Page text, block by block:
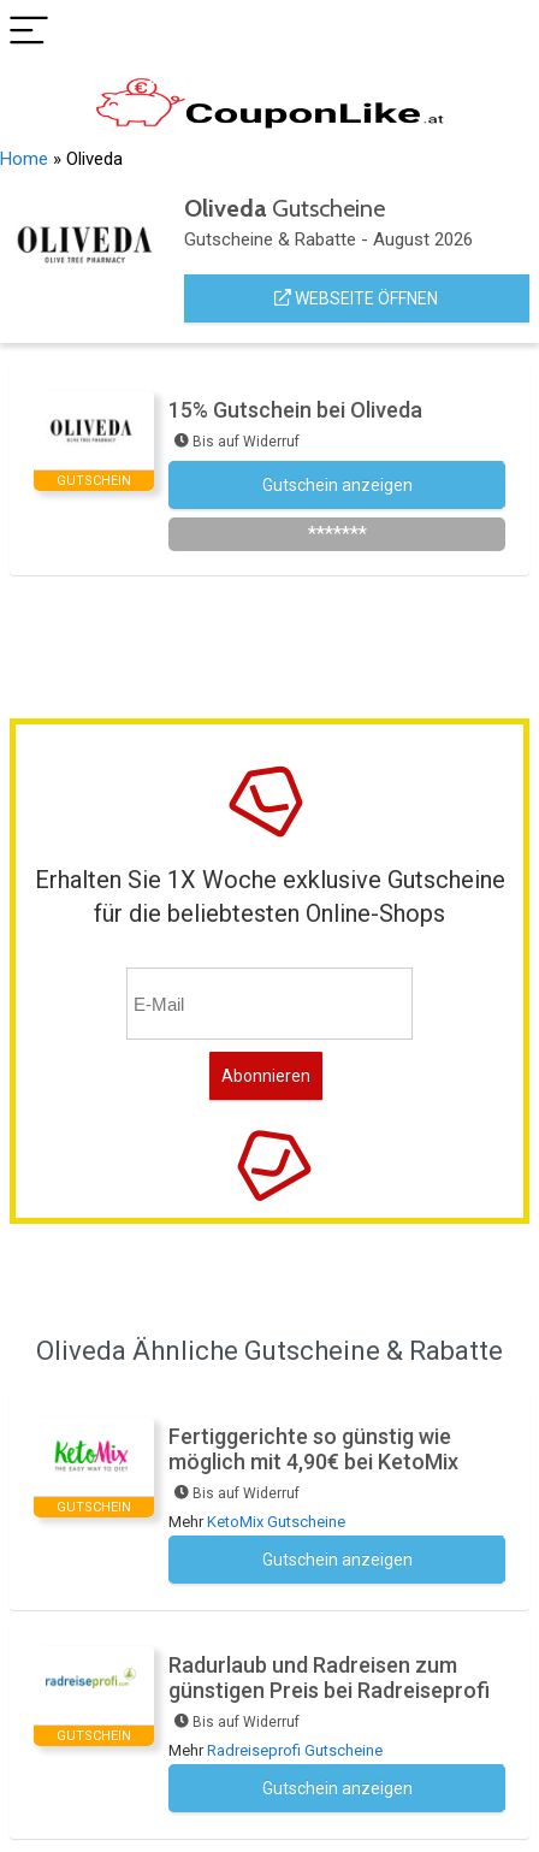
Home » Oliveda
OlivedaGutscheine
Gutscheine & Rabatte - August 2026
WEBSEITE ÖFFNEN
GUTSCHEIN
15% Gutschein bei Oliveda
Bis auf Widerruf
Gutschein anzeigen
*******
Erhalten Sie 1X Woche exklusive Gutscheine
für die beliebtesten Online-Shops
Oliveda Ähnliche Gutscheine & Rabatte
GUTSCHEIN
Fertiggerichte so günstig wie
möglich mit 4,90€ bei KetoMix
Bis auf Widerruf
MehrKetoMix Gutscheine
Gutschein anzeigen
GUTSCHEIN
Radurlaub und Radreisen zum
günstigen Preis bei Radreiseprofi
Bis auf Widerruf
MehrRadreiseprofi Gutscheine
Gutschein anzeigen